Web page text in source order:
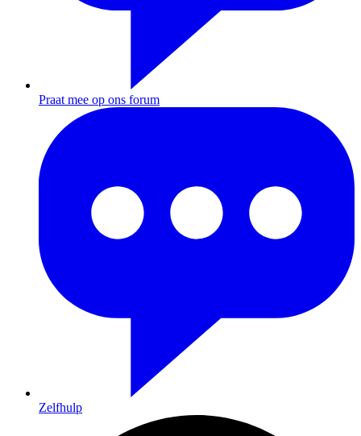
Praat mee op ons forum
Zelfhulp